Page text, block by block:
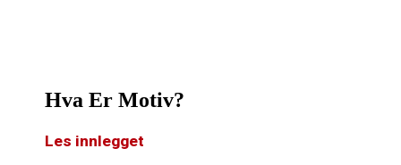
Hva Er Motiv?
Les innlegget